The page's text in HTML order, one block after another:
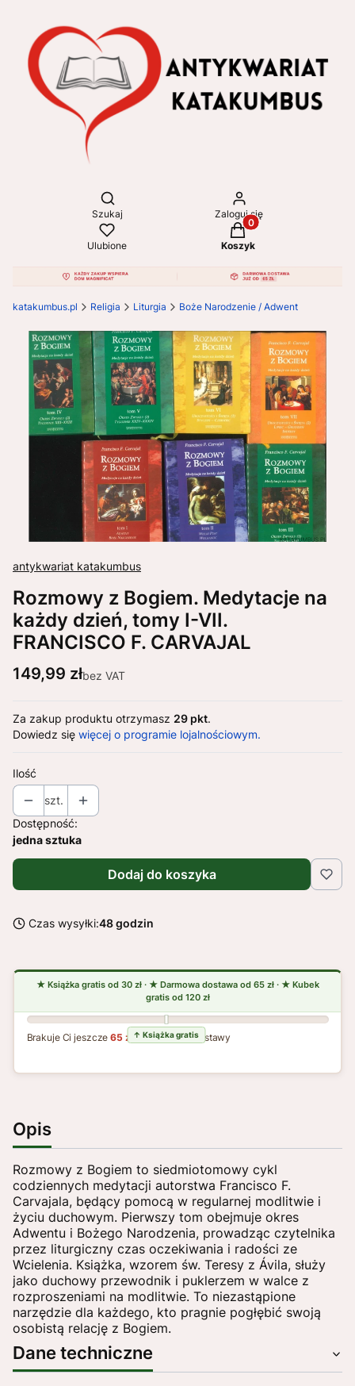
Otwórz wyszukiwarkę
Szukaj Zaloguj się
Ulubione
Produkty w koszyku:
Koszyk
katakumbus.pl Religia Liturgia Boże Narodzenie / Adwent
antykwariat katakumbus
Rozmowy z Bogiem. Medytacje na
każdy dzień, tomy I-VII.
FRANCISCO F. CARVAJAL
Cena
149,99 złbez VAT
Za zakup produktu otrzymasz 29 pkt.
Dowiedz się więcej o programie lojalnościowym.
Ilość
szt.
Dostępność:
jedna sztuka
Dodaj do koszyka
Czas wysyłki:48 godzin
Brakuje Ci jeszcze65 zł do darmowej dostawy
Opis
Rozmowy z Bogiem to siedmiotomowy cykl
codziennych medytacji autorstwa Francisco F.
Carvajala, będący pomocą w regularnej modlitwie i
życiu duchowym. Pierwszy tom obejmuje okres
Adwentu i Bożego Narodzenia, prowadząc czytelnika
przez liturgiczny czas oczekiwania i radości ze
Wcielenia. Książka, wzorem św. Teresy z Ávila, służy
jako duchowy przewodnik i puklerzem w walce z
rozproszeniami na modlitwie. To niezastąpione
narzędzie dla każdego, kto pragnie pogłębić swoją
osobistą relację z Bogiem.
Dane techniczne